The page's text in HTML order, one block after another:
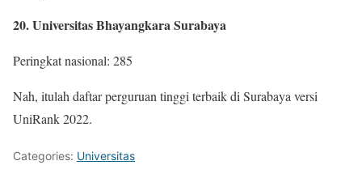
20. Universitas Bhayangkara Surabaya
Peringkat nasional: 285
Nah, itulah daftar perguruan tinggi terbaik di Surabaya versi
UniRank 2022.
Categories: Universitas